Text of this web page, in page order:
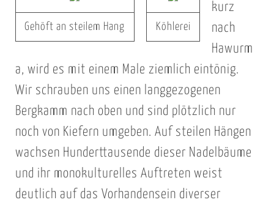
Gehöft an steilem Hang Köhlerei
kurz
nach
Hawurm
a, wird es mit einem Male ziemlich eintönig.
Wir schrauben uns einen langgezogenen
Bergkamm nach oben und sind plötzlich nur
noch von Kiefern umgeben. Auf steilen Hängen
wachsen Hunderttausende dieser Nadelbäume
und ihr monokulturelles Auftreten weist
deutlich auf das Vorhandensein diverser